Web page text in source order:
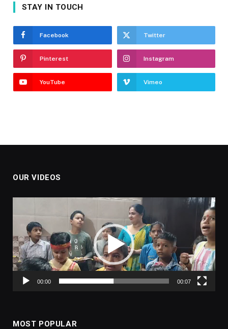
STAY IN TOUCH
Facebook Twitter
Pinterest Instagram
YouTube Vimeo
OUR VIDEOS
00:00 00:07
MOST POPULAR